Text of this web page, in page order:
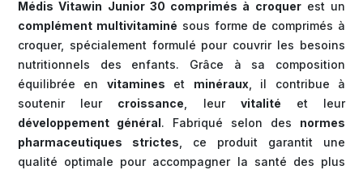
Médis Vitawin Junior 30 comprimés à croquerest un
complément multivitaminé sous forme de comprimés à
croquer, spécialement formulé pour couvrir les besoins
nutritionnels des enfants. Grâce à sa composition
équilibrée en vitamines et minéraux , il contribue à
soutenir leur croissance , leur vitalité et leur
développement général. Fabriqué selon des normes
pharmaceutiques strictes , ce produit garantit une
qualité optimale pour accompagner la santé des plus